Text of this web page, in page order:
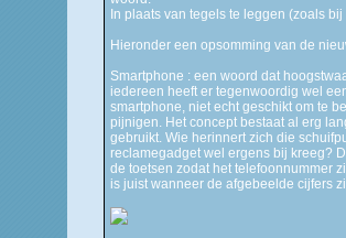
In plaats van tegels te leggen (zoals
Hieronder een opsomming van de
Smartphone : een woord dat
iedereen heeft er tegenwoordig wel
smartphone, niet echt geschikt om te
pijnigen. Het concept bestaat al erg
gebruikt. Wie herinnert zich die
reclamegadget wel ergens bij kreeg?
de toetsen zodat het telefoonnummer
is juist wanneer de afgebeelde cijfers